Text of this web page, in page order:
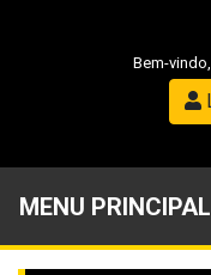
Bem-vindo,
MENU PRINCIPAL